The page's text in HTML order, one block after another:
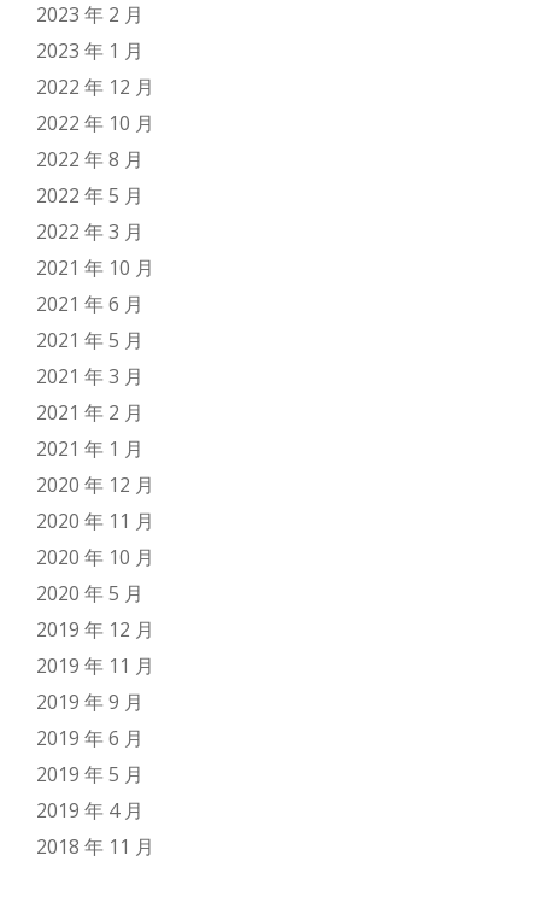
2023 年 2 月
2023 年 1 月
2022 年 12 月
2022 年 10 月
2022 年 8 月
2022 年 5 月
2022 年 3 月
2021 年 10 月
2021 年 6 月
2021 年 5 月
2021 年 3 月
2021 年 2 月
2021 年 1 月
2020 年 12 月
2020 年 11 月
2020 年 10 月
2020 年 5 月
2019 年 12 月
2019 年 11 月
2019 年 9 月
2019 年 6 月
2019 年 5 月
2019 年 4 月
2018 年 11 月